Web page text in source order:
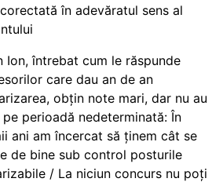
în adevăratul sens al
Ion, întrebat cum le răspunde
care dau an de an
obțin note mari, dar nu au
perioadă nedeterminată: În
ani am încercat să ținem cât se
de bine sub control posturile
/ La niciun concurs nu poți